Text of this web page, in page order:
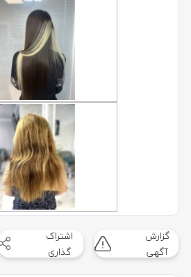
گزارش
آگهی
اشتراک
گذاری